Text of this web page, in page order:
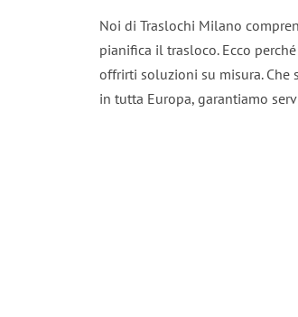
Noi di Traslochi Milano
pianifica il trasloco. Ecco
offrirti soluzioni su misura.
in tutta Europa, garantiamo